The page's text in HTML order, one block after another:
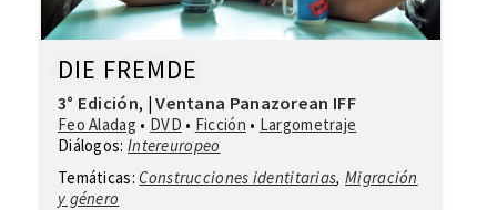
DIE FREMDE
3° Edición, |Ventana Panazorean IFF
Feo Aladag • DVD • Ficción • Largometraje
Diálogos: Intereuropeo
Temáticas: Construcciones identitarias,Migración
y género